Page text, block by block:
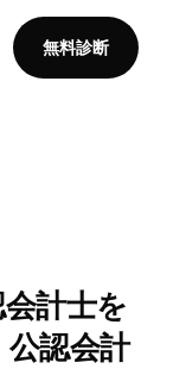
無料診断
計士を
認会計